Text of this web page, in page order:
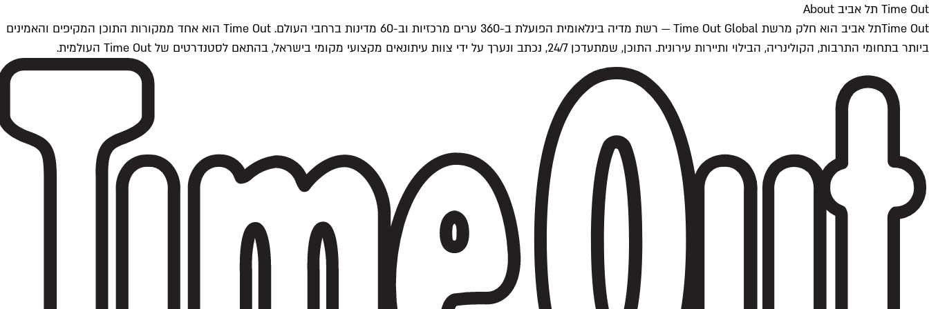
Time Out תל אביב About
Time Outתל אביב הוא חלק מרשת Time Out Global — רשת מדיה בינלאומית הפועלת ב-360 ערים מרכזיות וב-60 מדינות ברחבי העולם. Time Out הוא אחד ממקורות התוכן המקיפים והאמינים
ביותר בתחומי התרבות, הקולינריה, הבילוי ותיירות עירונית. התוכן, שמתעדכן 24/7, נכתב ונערך על ידי צוות עיתונאים מקצועי מקומי בישראל, בהתאם לסטנדרטים של Time Out העולמית.